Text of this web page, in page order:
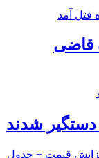
قاضی